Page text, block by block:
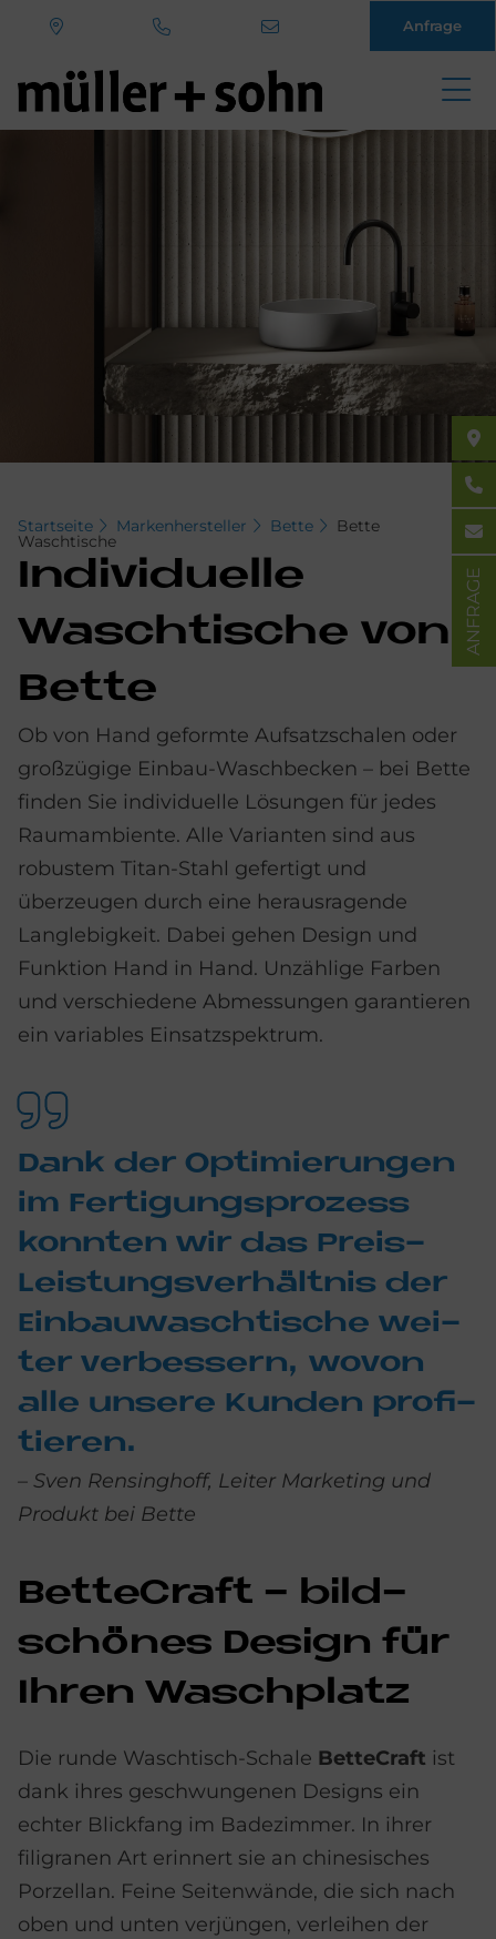
Anfrage
Startseite Markenhersteller Bette Bette
Waschtische
In­di­vi­du­el­le
Wasch­ti­sche von
Bet­te
Ob von Hand geformte Aufsatzschalen oder
großzügige Einbau-Waschbecken – bei Bette
finden Sie individuelle Lösungen für jedes
Raumambiente. Alle Varianten sind aus
robustem Titan-Stahl gefertigt und
überzeugen durch eine herausragende
Langlebigkeit. Dabei gehen Design und
Funktion Hand in Hand. Unzählige Farben
und verschiedene Abmessungen garantieren
ein variables Einsatzspektrum.
Dank der Op­ti­mie­run­gen
im Fer­ti­gungs­pro­zess
konn­ten wir das Preis-
Lei­stungs­ver­hält­nis der
Ein­bau­wasch­ti­sche wei­
ter ver­bes­sern, wo­von
alle un­se­re Kun­den pro­fi­
tie­ren.
– Sven Rensinghoff, Leiter Marketing und
Produkt bei Bette
Bet­te­Craft - bild­
schö­nes De­sign für
Ih­ren Wasch­pla­tz
Die runde Waschtisch-Schale BetteCraft ist
dank ihres geschwungenen Designs ein
echter Blickfang im Badezimmer. In ihrer
filigranen Art erinnert sie an chinesisches
Porzellan. Feine Seitenwände, die sich nach
oben und unten verjüngen, verleihen der
ANFRAGE